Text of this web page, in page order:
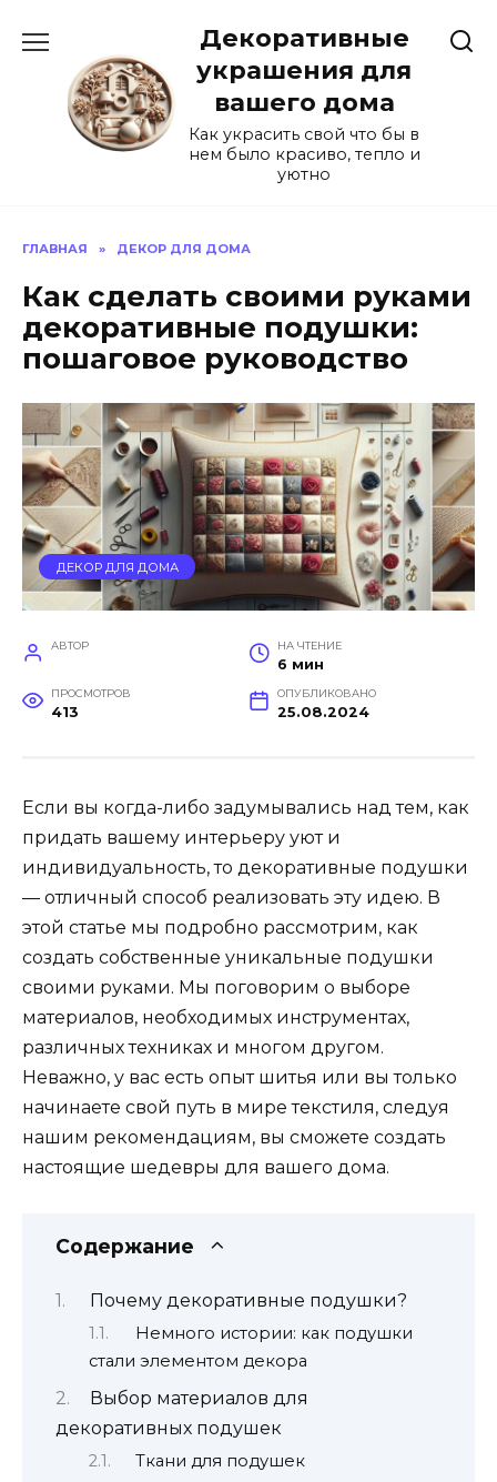
содержанию
Декоративные
украшения для
вашего дома
Как украсить свой что бы в
нем было красиво, тепло и
уютно
ГЛАВНАЯ » ДЕКОР ДЛЯ ДОМА
Как сделать своими руками
декоративные подушки:
пошаговое руководство
ДЕКОР ДЛЯ ДОМА
АВТОР НА ЧТЕНИЕ
6 мин
ПРОСМОТРОВ
413
ОПУБЛИКОВАНО
25.08.2024
Если вы когда-либо задумывались над тем, как
придать вашему интерьеру уют и
индивидуальность, то декоративные подушки
— отличный способ реализовать эту идею. В
этой статье мы подробно рассмотрим, как
создать собственные уникальные подушки
своими руками. Мы поговорим о выборе
материалов, необходимых инструментах,
различных техниках и многом другом.
Неважно, у вас есть опыт шитья или вы только
начинаете свой путь в мире текстиля, следуя
нашим рекомендациям, вы сможете создать
настоящие шедевры для вашего дома.
Содержание
Почему декоративные подушки?
Немного истории: как подушки
стали элементом декора
Выбор материалов для
декоративных подушек
Ткани для подушек